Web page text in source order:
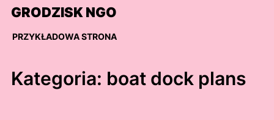
Skip
content
GRODZISK NGO
PRZYKŁADOWA STRONA
Kategoria: boat dock plans